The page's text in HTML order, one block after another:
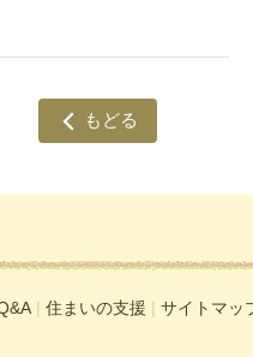
もどる
| 住まいの支援 | サイトマッ